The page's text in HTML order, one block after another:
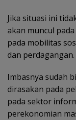
Jika situasi ini
akan muncul
pada mobilitas
dan perdagangan.
Imbasnya sudah
dirasakan pada
pada sektor
perekonomian